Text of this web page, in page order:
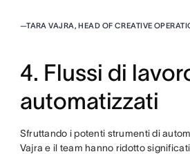
—TARA VAJRA, HEAD OF CREATIVE
4. Flussi di
automatizzati
Sfruttando i potenti strumenti di
Vajra e il team hanno ridotto